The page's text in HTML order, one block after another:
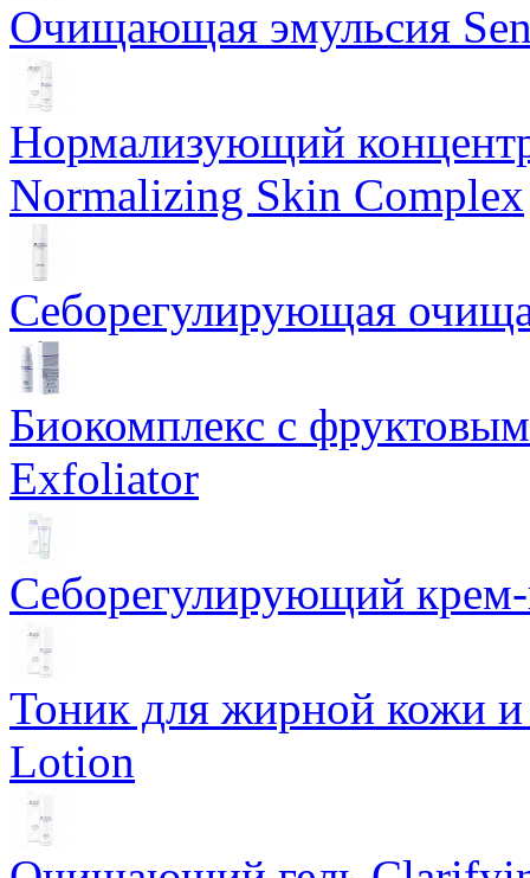
Очищающая эмульсия
Нормализующий
Normalizing Skin Complex
Себорегулирующая
Биокомплекс с
Exfoliator
Себорегулирующий
Тоник для жирной кожи
Lotion